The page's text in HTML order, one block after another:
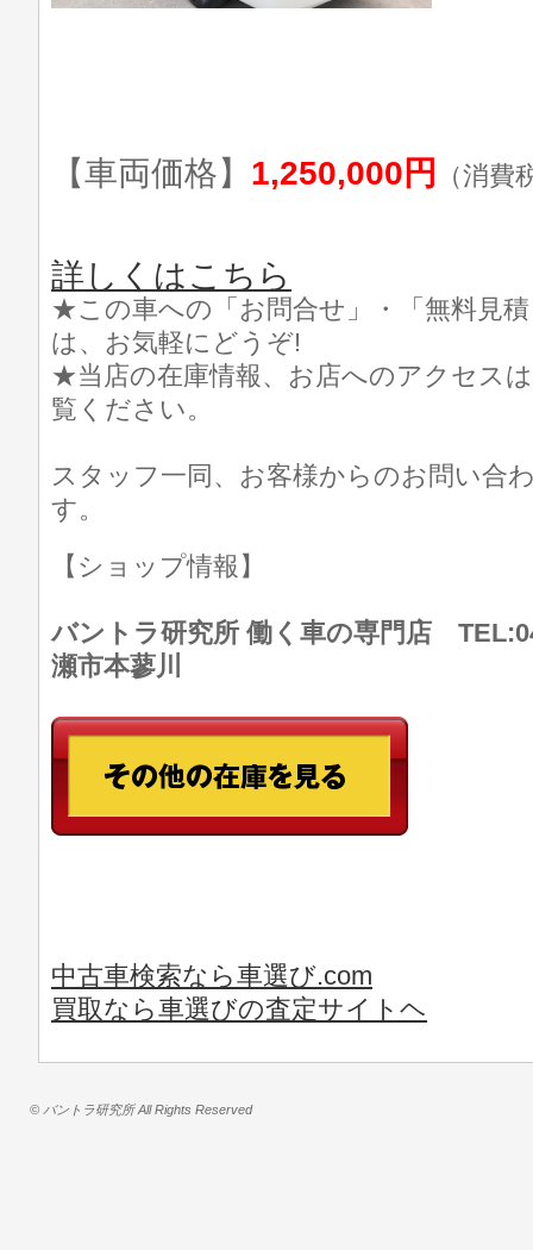
【車両価格】 1,250,000円 （消費
詳しくはこちら
★この車への「お問合せ」・「無料見
は、お気軽にどうぞ!
★当店の在庫情報、お店へのアクセス
覧ください。
スタッフ一同、お客様からのお問い合
す。
【ショップ情報】
バントラ研究所 働く車の専門店
瀬市本蓼川
中古車検索なら車選び.com
買取なら車選びの査定サイトヘ
© バントラ研究所 All Rights Reserved